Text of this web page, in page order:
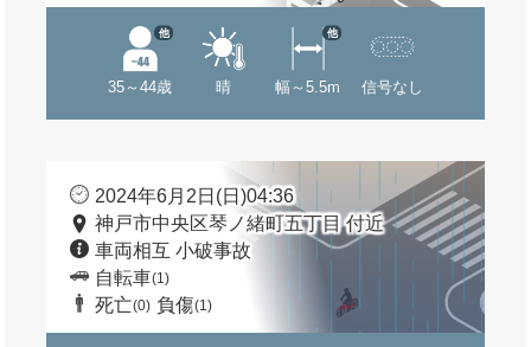
35～44歳
他
晴 幅～5.5m
他
信号なし
2024年6月2日(日)04:36
神戸市中央区琴ノ緒町五丁目 付近
車両相互 小破事故
自転車(1)
死亡(0) 負傷(1)